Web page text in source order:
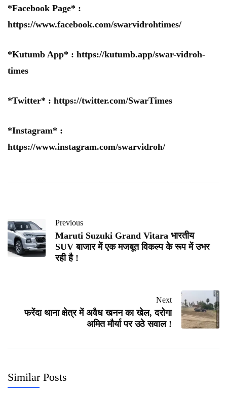
*Facebook Page* :
https://www.facebook.com/swarvidrohtimes/
*Kutumb App* : https://kutumb.app/swar-vidroh-
times
*Twitter* : https://twitter.com/SwarTimes
*Instagram* :
https://www.instagram.com/swarvidroh/
Previous
Maruti Suzuki Grand Vitara भारतीय
SUV बाजार में एक मजबूत विकल्प के रूप में उभर
रही है !
Next
फरेंदा थाना क्षेत्र में अवैध खनन का खेल, दरोगा
अमित मौर्या पर उठे सवाल !
Similar Posts